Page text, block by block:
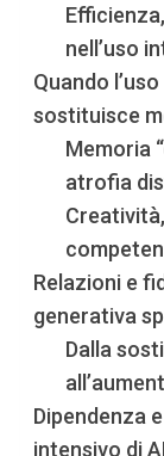
nell’uso
Quando
sostituisce
Memoria
atrofia
Relazioni e
generativa
Dalla
Dipendenza
intensivo di